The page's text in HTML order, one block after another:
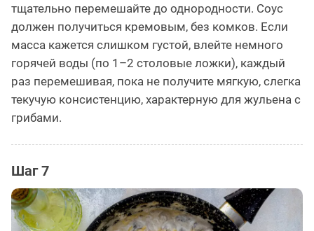
тщательно перемешайте до однородности. Соус
должен получиться кремовым, без комков. Если
масса кажется слишком густой, влейте немного
горячей воды (по 1–2 столовые ложки), каждый
раз перемешивая, пока не получите мягкую, слегка
текучую консистенцию, характерную для жульена с
грибами.
Шаг 7